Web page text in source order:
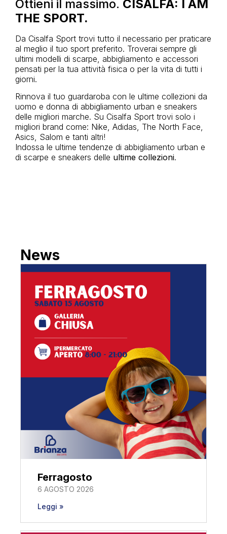
Ottieni il massimo. CISALFA: I AM
THE SPORT.
Da Cisalfa Sport trovi tutto il necessario per praticare
al meglio il tuo sport preferito. Troverai sempre gli
ultimi modelli di scarpe, abbigliamento e accessori
pensati per la tua attività fisica o per la vita di tutti i
giorni.
Rinnova il tuo guardaroba con le ultime collezioni da
uomo e donna di abbigliamento urban e sneakers
delle migliori marche. Su Cisalfa Sport trovi solo i
migliori brand come: Nike, Adidas, The North Face,
Asics, Salom e tanti altri!
Indossa le ultime tendenze di abbigliamento urban e
di scarpe e sneakers delle ultime collezioni.
News
Ferragosto
6 AGOSTO 2026
Leggi »